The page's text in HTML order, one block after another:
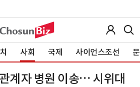
사회 국제 사이언스조선
계자 병원 이송… 시위대